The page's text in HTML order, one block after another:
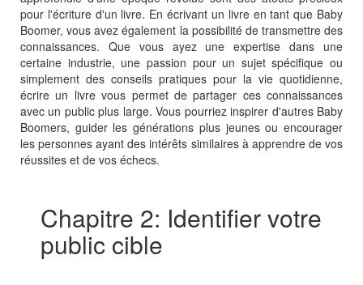
pour l'écriture d'un livre. En écrivant un livre en tant que Baby
Boomer, vous avez également la possibilité de transmettre des
connaissances. Que vous ayez une expertise dans une
certaine industrie, une passion pour un sujet spécifique ou
simplement des conseils pratiques pour la vie quotidienne,
écrire un livre vous permet de partager ces connaissances
avec un public plus large. Vous pourriez inspirer d'autres Baby
Boomers, guider les générations plus jeunes ou encourager
les personnes ayant des intérêts similaires à apprendre de vos
réussites et de vos échecs.
Chapitre 2: Identifier votre
public cible